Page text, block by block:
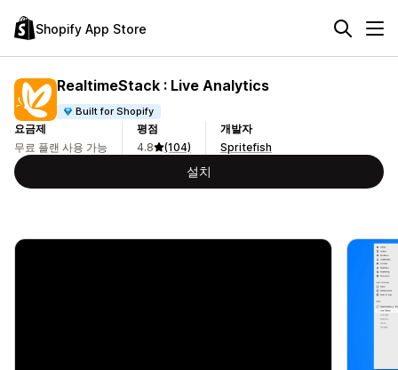
Shopify App Store
RealtimeStack : Live Analytics
Built for Shopify
요금제
무료 플랜 사용 가능
평점
4.8
(104)
개발자
Spritefish
설치